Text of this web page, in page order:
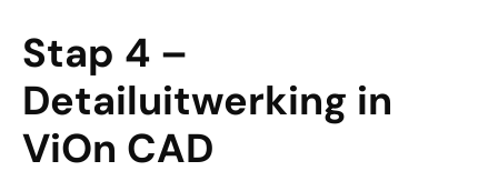
Stap 4 –
Detailuitwerking in
ViOn CAD